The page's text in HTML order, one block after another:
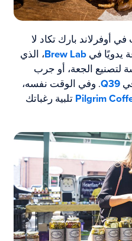
أوفرلاند بارك تكاد لا
يدويًا فيBrew Lab، الذي
الجعة، أو جرب
Q39. وفي الوقت نفسه،
Pilgrim تلبية رغباتك